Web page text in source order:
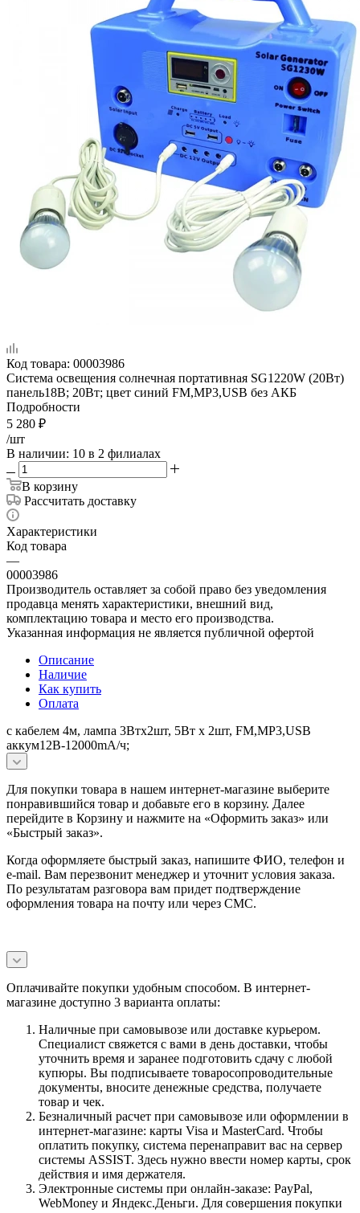
Код товара: 00003986
Система освещения солнечная портативная SG1220W (20Вт)
панель18В; 20Вт; цвет синий FM,MP3,USB без АКБ
Подробности
5 280 ₽
/шт
В наличии: 10 в 2 филиалах
В корзину
Рассчитать доставку
Характеристики
Код товара
—
00003986
Производитель оставляет за собой право без уведомления
продавца менять характеристики, внешний вид,
комплектацию товара и место его производства.
Указанная информация не является публичной офертой
Описание
Наличие
Как купить
Оплата
с кабелем 4м, лампа 3Втх2шт, 5Вт х 2шт, FM,MP3,USB
аккум12В-12000mА/ч;
Для покупки товара в нашем интернет-магазине выберите
понравившийся товар и добавьте его в корзину. Далее
перейдите в Корзину и нажмите на «Оформить заказ» или
«Быстрый заказ».
Когда оформляете быстрый заказ, напишите ФИО, телефон и
e-mail. Вам перезвонит менеджер и уточнит условия заказа.
По результатам разговора вам придет подтверждение
оформления товара на почту или через СМС.
Оплачивайте покупки удобным способом. В интернет-
магазине доступно 3 варианта оплаты:
Наличные при самовывозе или доставке курьером.
Специалист свяжется с вами в день доставки, чтобы
уточнить время и заранее подготовить сдачу с любой
купюры. Вы подписываете товаросопроводительные
документы, вносите денежные средства, получаете
товар и чек.
Безналичный расчет при самовывозе или оформлении в
интернет-магазине: карты Visa и MasterCard. Чтобы
оплатить покупку, система перенаправит вас на сервер
системы ASSIST. Здесь нужно ввести номер карты, срок
действия и имя держателя.
Электронные системы при онлайн-заказе: PayPal,
WebMoney и Яндекс.Деньги. Для совершения покупки